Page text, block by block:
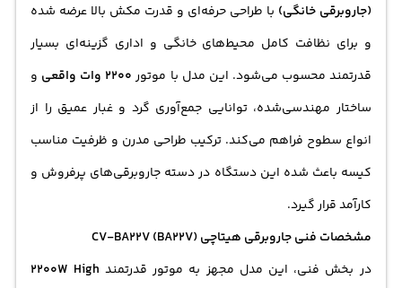
(جاروبرقی خانگی) با طراحی حرفه‌ای و قدرت مکش بالا عرضه شده
و برای نظافت کامل محیط‌های خانگی و اداری گزینه‌ای بسیار
قدرتمند محسوب می‌شود. این مدل با موتور2200 وات واقعی
و
ساختار مهندسی‌شده، توانایی جمع‌آوری گرد و غبار عمیق را از
انواع سطوح فراهم می‌کند. ترکیب طراحی مدرن و ظرفیت مناسب
کیسه باعث شده این دستگاه در دسته جاروبرقی‌های پرفروش و
کارآمد قرار گیرد.
مشخصات فنی جاروبرقی هیتاچی CV-BA22V (BA22V)
در بخش فنی، این مدل مجهز به موتور قدرتمند 2200W High